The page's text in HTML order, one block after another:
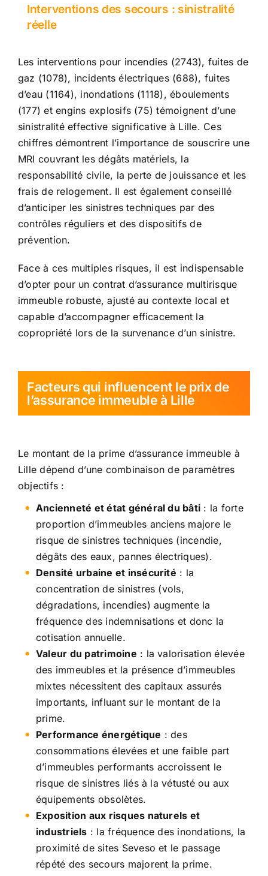
Interventions des secours : sinistralité
réelle
Les interventions pour incendies (2743), fuites de
gaz (1078), incidents électriques (688), fuites
d’eau (1164), inondations (1118), éboulements
(177) et engins explosifs (75) témoignent d’une
sinistralité effective significative à Lille. Ces
chiffres démontrent l’importance de souscrire une
MRI couvrant les dégâts matériels, la
responsabilité civile, la perte de jouissance et les
frais de relogement. Il est également conseillé
d’anticiper les sinistres techniques par des
contrôles réguliers et des dispositifs de
prévention.
Face à ces multiples risques, il est indispensable
d’opter pour un contrat d’assurance multirisque
immeuble robuste, ajusté au contexte local et
capable d’accompagner efficacement la
copropriété lors de la survenance d’un sinistre.
Facteurs qui influencent le prix de
l’assurance immeuble à Lille
Le montant de la prime d’assurance immeuble à
Lille dépend d’une combinaison de paramètres
objectifs :
Ancienneté et état général du bâti : la forte
proportion d’immeubles anciens majore le
risque de sinistres techniques (incendie,
dégâts des eaux, pannes électriques).
Densité urbaine et insécurité : la
concentration de sinistres (vols,
dégradations, incendies) augmente la
fréquence des indemnisations et donc la
cotisation annuelle.
Valeur du patrimoine : la valorisation élevée
des immeubles et la présence d’immeubles
mixtes nécessitent des capitaux assurés
importants, influant sur le montant de la
prime.
Performance énergétique : des
consommations élevées et une faible part
d’immeubles performants accroissent le
risque de sinistres liés à la vétusté ou aux
équipements obsolètes.
Exposition aux risques naturels et
industriels : la fréquence des inondations, la
proximité de sites Seveso et le passage
répété des secours majorent la prime.